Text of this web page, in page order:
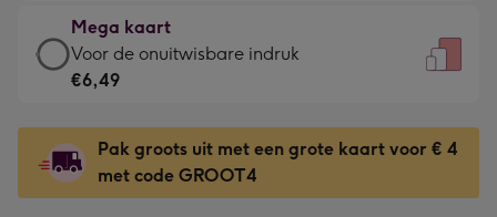
kleine
gelukwens
-
120
x
160
mm
€4,79
-
Meest
gekozen
Dimensions:
167
x
Mega kaart
Mega
kaart
€6,49
-
Voor
Voor de onuitwisbare indruk
€6,49
Pak groots uit met een grote kaart voor € 4
met code GROOT4